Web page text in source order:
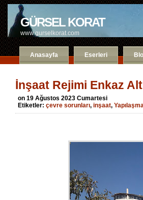
GÜRSEL KORAT
www.gurselkorat.com
Anasayfa Eserleri
İnşaat Rejimi Enkaz
on 19 Ağustos 2023 Cumartesi
Etiketler: çevre sorunları, inşaat,